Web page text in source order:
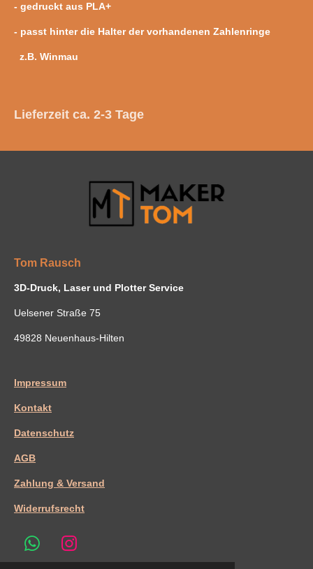
- gedruckt aus PLA+
- passt hinter die Halter der vorhandenen Zahlenringe
z.B. Winmau
Lieferzeit ca. 2-3 Tage
Tom Rausch
3D-Druck, Laser und Plotter Service
Uelsener Straße 75
49828 Neuenhaus-Hilten
Impressum
Kontakt
Datenschutz
AGB
Zahlung & Versand
Widerrufsrecht
W
I